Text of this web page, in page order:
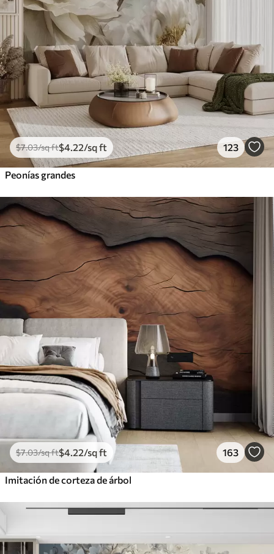
$7.03/sq ft$4 .22/sq ft 123
Peonías grandes
$7.03/sq ft$4 .22/sq ft 163
Imitación de corteza de árbol